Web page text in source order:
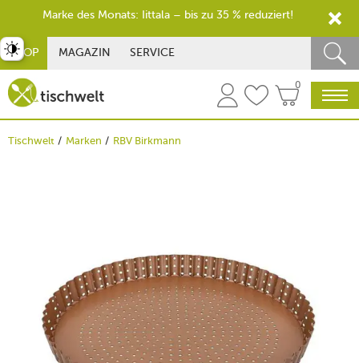
SHOP MAGAZIN SERVICE
0
Tischwelt Marken RBV Birkmann
umschalten
Marke des Monats: Iittala – bis zu 35 % reduziert!